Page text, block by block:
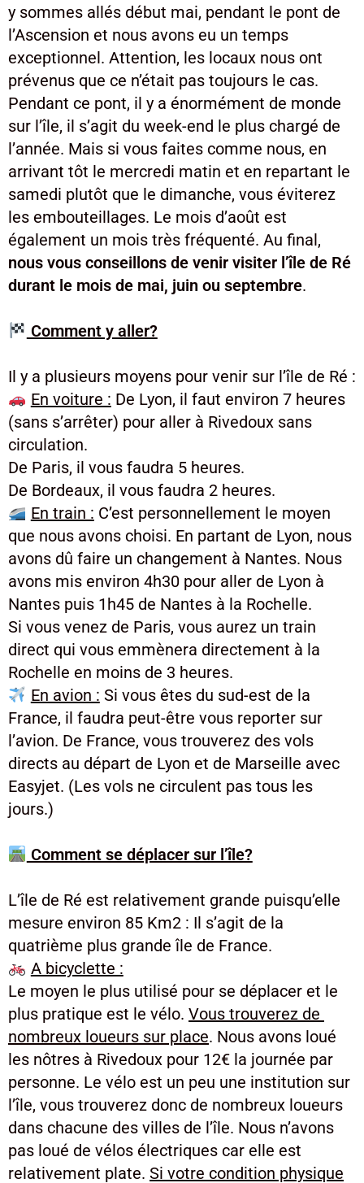
y sommes allés début mai, pendant le pont de
l’Ascension et nous avons eu un temps
exceptionnel. Attention, les locaux nous ont
prévenus que ce n’était pas toujours le cas.
Pendant ce pont, il y a énormément de monde
sur l’île, il s’agit du week-end le plus chargé de
l’année. Mais si vous faites comme nous, en
arrivant tôt le mercredi matin et en repartant le
samedi plutôt que le dimanche, vous éviterez
les embouteillages. Le mois d’août est
également un mois très fréquenté. Au final,
nous vous conseillons de venir visiter l’île de Ré
durant le mois de mai, juin ou septembre.
Comment y aller?
Il y a plusieurs moyens pour venir sur l’île de Ré :
En voiture : De Lyon, il faut environ 7 heures
(sans s’arrêter) pour aller à Rivedoux sans
circulation.
De Paris, il vous faudra 5 heures.
De Bordeaux, il vous faudra 2 heures.
En train : C’est personnellement le moyen
que nous avons choisi. En partant de Lyon, nous
avons dû faire un changement à Nantes. Nous
avons mis environ 4h30 pour aller de Lyon à
Nantes puis 1h45 de Nantes à la Rochelle.
Si vous venez de Paris, vous aurez un train
direct qui vous emmènera directement à la
Rochelle en moins de 3 heures.
En avion : Si vous êtes du sud-est de la
France, il faudra peut-être vous reporter sur
l’avion. De France, vous trouverez des vols
directs au départ de Lyon et de Marseille avec
Easyjet. (Les vols ne circulent pas tous les
jours.)
Comment se déplacer sur l’île?
L’île de Ré est relativement grande puisqu’elle
mesure environ 85 Km2 : Il s’agit de la
quatrième plus grande île de France.
A bicyclette :
Le moyen le plus utilisé pour se déplacer et le
plus pratique est le vélo. Vous trouverez de
nombreux loueurs sur place. Nous avons loué
les nôtres à Rivedoux pour 12€ la journée par
personne. Le vélo est un peu une institution sur
l’île, vous trouverez donc de nombreux loueurs
dans chacune des villes de l’île. Nous n’avons
pas loué de vélos électriques car elle est
relativement plate. Si votre condition physique